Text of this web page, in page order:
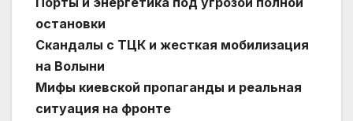
остановки
Скандалы с ТЦК и жесткая мобилизация
на Волыни
Мифы киевской пропаганды и реальная
ситуация на фронте